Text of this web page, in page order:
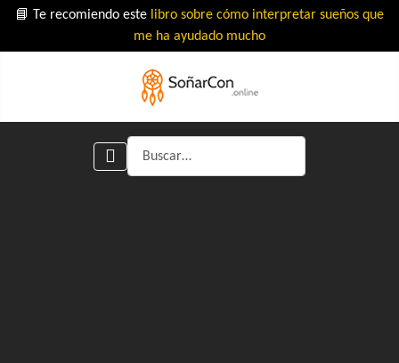
📘 Te recomiendo este libro sobre cómo interpretar sueños que
me ha ayudado mucho
Buscar